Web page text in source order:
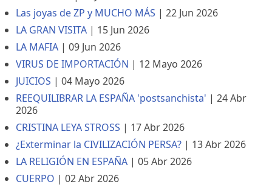
Las joyas de ZP y MUCHO MÁS | 22 Jun 2026
LA GRAN VISITA | 15 Jun 2026
LA MAFIA | 09 Jun 2026
VIRUS DE IMPORTACIÓN | 12 Mayo 2026
JUICIOS | 04 Mayo 2026
REEQUILIBRAR LA ESPAÑA 'postsanchista' | 24 Abr
2026
CRISTINA LEYA STROSS | 17 Abr 2026
¿Exterminar la CIVILIZACIÓN PERSA? | 13 Abr 2026
LA RELIGIÓN EN ESPAÑA | 05 Abr 2026
CUERPO | 02 Abr 2026